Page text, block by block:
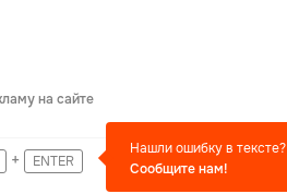
на сайте
+ ENTER
Нашли ошибку в тексте?
Сообщите нам!